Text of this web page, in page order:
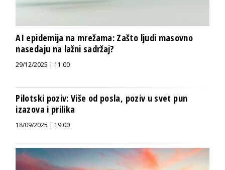
AI epidemija na mrežama: Zašto ljudi masovno
nasedaju na lažni sadržaj?
29/12/2025 | 11:00
Pilotski poziv: Više od posla, poziv u svet pun
izazova i prilika
18/09/2025 | 19:00